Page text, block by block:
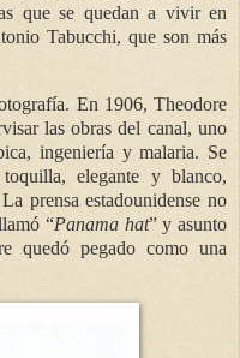
que se quedan a vivir en
Tabucchi, que son más
En 1906, Theodore
las obras del canal, uno
ingeniería y malaria. Se
elegante y blanco,
prensa estadounidense no
“Panama hat” y asunto
quedó pegado como una